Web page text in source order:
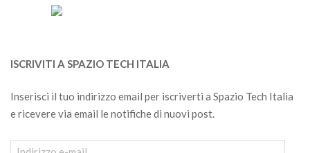
ISCRIVITI A SPAZIO TECH ITALIA
Inserisci il tuo indirizzo email per iscriverti a Spazio Tech Italia
e ricevere via email le notifiche di nuovi post.
Indirizzo